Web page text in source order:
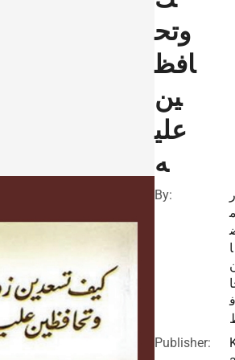
وتح
افظ
ين
علي
ه
By:
ر
ا
ف
Publisher: